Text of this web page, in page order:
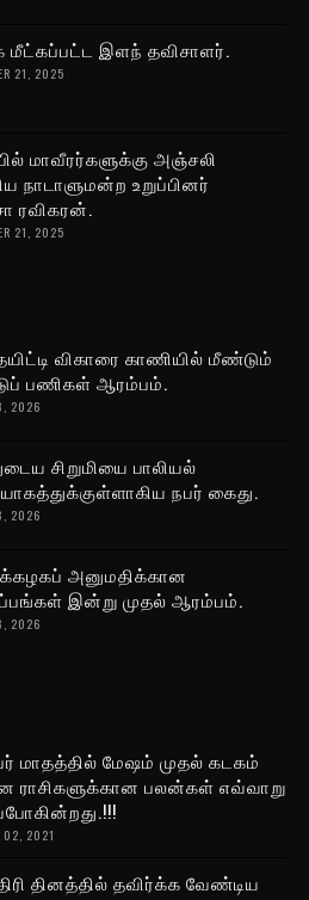
மீட்கப்பட்ட இளந் தவிசாளர்.
21, 2025
மாவீரர்களுக்கு அஞ்சலி
நாடாளுமன்ற உறுப்பினர்
ரவிகரன்.
21, 2025
விகாரை காணியில் மீண்டும்
பணிகள் ஆரம்பம்.
2026
சிறுமியை பாலியல்
நபர் கைது.
2026
அனுமதிக்கான
இன்று முதல் ஆரம்பம்.
2026
மாதத்தில் மேஷம் முதல் கடகம்
ராசிகளுக்கான பலன்கள் எவ்வாறு
02, 2021
தினத்தில் தவிர்க்க வேண்டிய